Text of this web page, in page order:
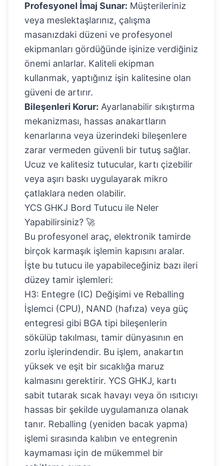
Profesyonel İmaj Sunar: Müşterileriniz
veya meslektaşlarınız, çalışma
masanızdaki düzeni ve profesyonel
ekipmanları gördüğünde işinize verdiğiniz
önemi anlarlar. Kaliteli ekipman
kullanmak, yaptığınız işin kalitesine olan
güveni de artırır.
Bileşenleri Korur: Ayarlanabilir sıkıştırma
mekanizması, hassas anakartların
kenarlarına veya üzerindeki bileşenlere
zarar vermeden güvenli bir tutuş sağlar.
Ucuz ve kalitesiz tutucular, kartı çizebilir
veya aşırı baskı uygulayarak mikro
çatlaklara neden olabilir.
YCS GHKJ Bord Tutucu ile Neler
Yapabilirsiniz? 🚀
Bu profesyonel araç, elektronik tamirde
birçok karmaşık işlemin kapısını aralar.
İşte bu tutucu ile yapabileceğiniz bazı ileri
düzey tamir işlemleri:
H3: Entegre (IC) Değişimi ve Reballing
İşlemci (CPU), NAND (hafıza) veya güç
entegresi gibi BGA tipi bileşenlerin
sökülüp takılması, tamir dünyasının en
zorlu işlerindendir. Bu işlem, anakartın
yüksek ve eşit bir sıcaklığa maruz
kalmasını gerektirir. YCS GHKJ, kartı
sabit tutarak sıcak havayı veya ön ısıtıcıyı
hassas bir şekilde uygulamanıza olanak
tanır. Reballing (yeniden bacak yapma)
işlemi sırasında kalıbın ve entegrenin
kaymaması için de mükemmel bir